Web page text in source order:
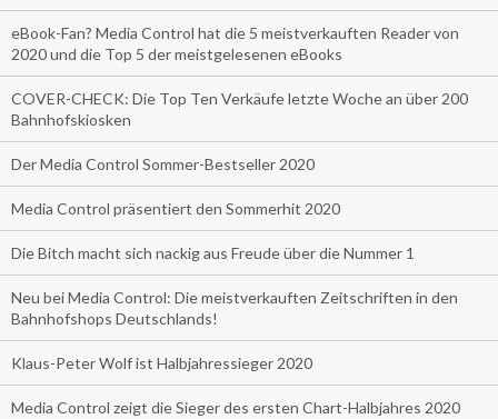
eBook-Fan? Media Control hat die 5 meistverkauften Reader von
2020 und die Top 5 der meistgelesenen eBooks
COVER-CHECK: Die Top Ten Verkäufe letzte Woche an über 200
Bahnhofskiosken
Der Media Control Sommer-Bestseller 2020
Media Control präsentiert den Sommerhit 2020
Die Bitch macht sich nackig aus Freude über die Nummer 1
Neu bei Media Control: Die meistverkauften Zeitschriften in den
Bahnhofshops Deutschlands!
Klaus-Peter Wolf ist Halbjahressieger 2020
Media Control zeigt die Sieger des ersten Chart-Halbjahres 2020